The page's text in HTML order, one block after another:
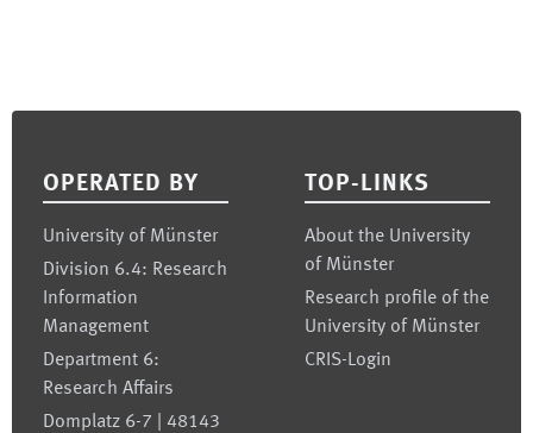
OPERATED BY
University of Münster
Division 6.4: Research
Information
Management
Department 6:
Research Affairs
Domplatz 6-7 | 48143
TOP-LINKS
About the University
of Münster
Research profile of the
University of Münster
CRIS-Login